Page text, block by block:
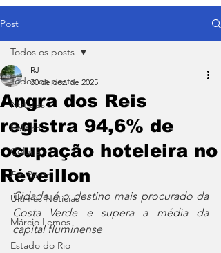
Post
Todos os posts
Notícias
Política
Coluna
Em Pauta
Últimas Notícias
Márcio Lemos
Estado do Rio
Todos os posts
Angra dos Reis
registra 94,6% de
ocupação hoteleira no
Réveillon
RJ
30 de dez. de 2025
Cidade é o destino mais procurado da
Costa Verde e supera a média da
capital fluminense